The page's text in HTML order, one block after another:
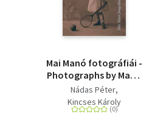
Mai Manó fotográfiái -
Photographs by Manó
Mai
Nádas Péter
Kincses Károly